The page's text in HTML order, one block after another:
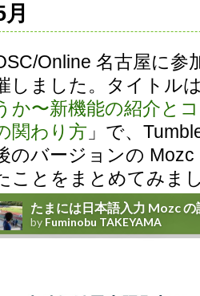
月
Online 名古屋に
しました。タイトル
か〜新機能の紹介と
関わり方 」で、
のバージョンの
ことをまとめてみま